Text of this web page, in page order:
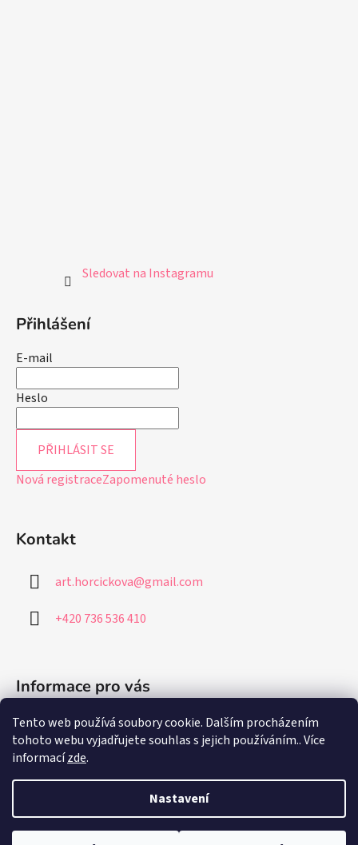
Tento web používá soubory cookie. Dalším procházením
tohoto webu vyjadřujete souhlas s jejich používáním.. Více
informacízde.
Nastavení
Sledovat na Instagramu
Přihlášení
E-mail
Heslo
PŘIHLÁSIT SE
Nová registraceZapomenuté heslo
Kontakt
art.horcickova@gmail.com
+420 736 536 410
Informace pro vás
Jak nakupovat
Obchodní podmínky
Vytvořil Shoptet